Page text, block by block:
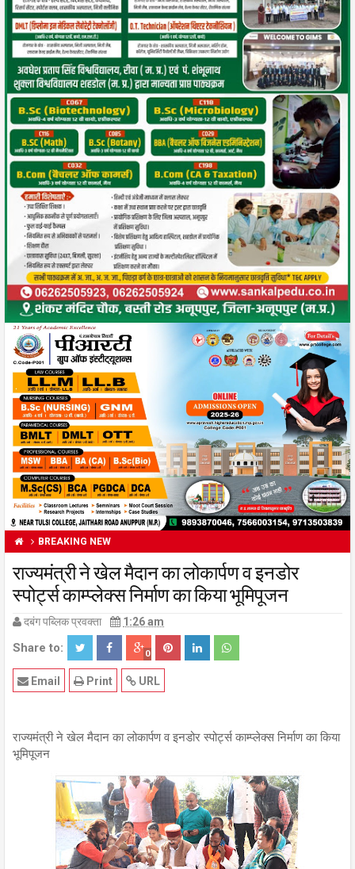
BREAKING NEW
राज्यमंत्री ने खेल मैदान का लोकार्पण व इनडोर
स्पोर्ट्स काम्प्लेक्स निर्माण का किया भूमिपूजन
दबंग पब्लिक प्रवक्ता 1:26 am
Share to: 0
URL
Print
Email
राज्यमंत्री ने खेल मैदान का लोकार्पण व इनडोर स्पोर्ट्स काम्प्लेक्स निर्माण का किया
भूमिपूजन